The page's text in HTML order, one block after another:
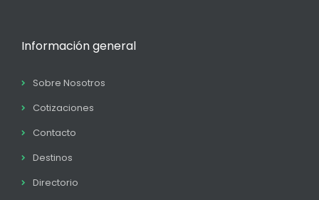
Información general
Sobre Nosotros
Cotizaciones
Contacto
Destinos
Directorio